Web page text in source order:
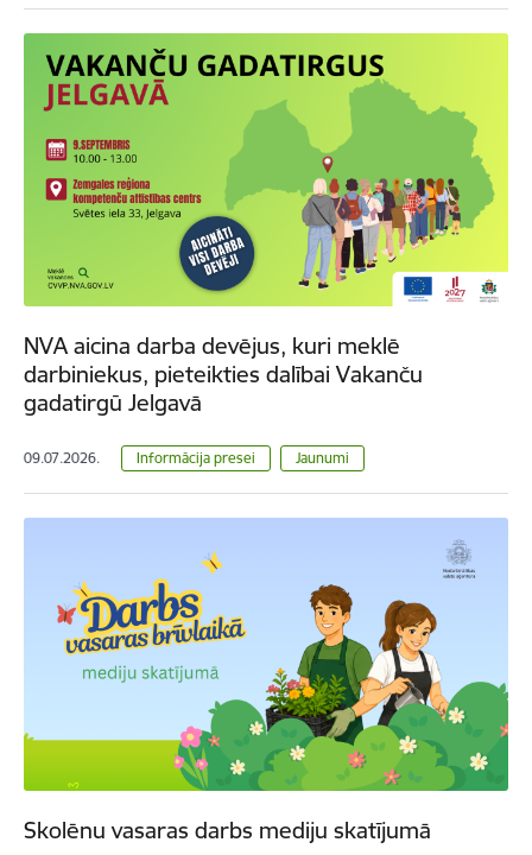
NVA aicina darba devējus, kuri meklē
darbiniekus, pieteikties dalībai Vakanču
gadatirgū Jelgavā
09.07.2026. Informācija presei Jaunumi
Skolēnu vasaras darbs mediju skatījumā